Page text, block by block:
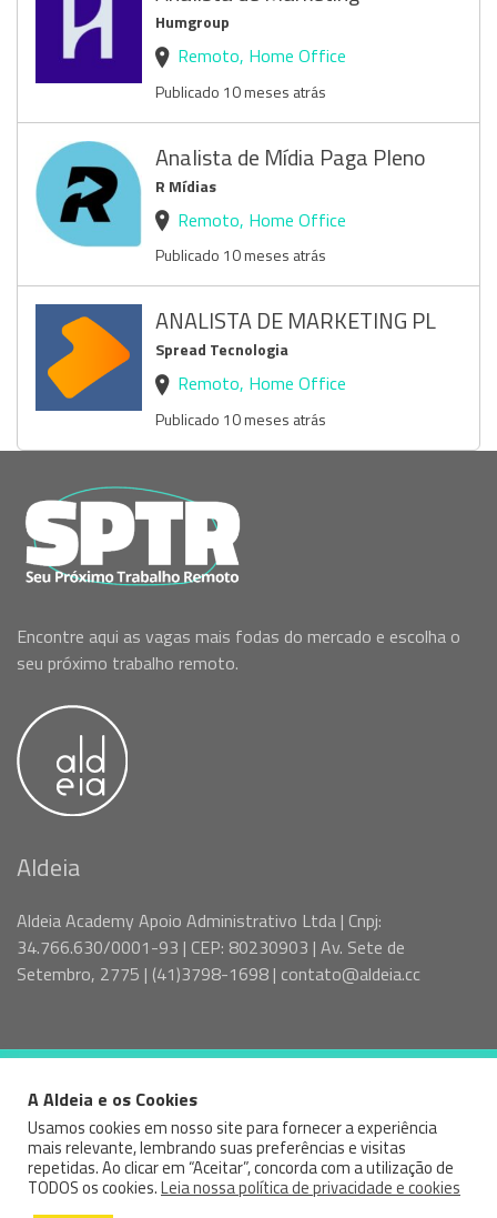
Humgroup
Remoto, Home Office
Publicado 10 meses atrás
Analista de Mídia Paga Pleno
R Mídias
Remoto, Home Office
Publicado 10 meses atrás
ANALISTA DE MARKETING PL
Spread Tecnologia
Remoto, Home Office
Publicado 10 meses atrás
Encontre aqui as vagas mais fodas do mercado e escolha o
seu próximo trabalho remoto.
Aldeia
Aldeia Academy Apoio Administrativo Ltda | Cnpj:
34.766.630/0001-93 | CEP: 80230903 | Av. Sete de
Setembro, 2775 | (41)3798-1698 | contato@aldeia.cc
© 2026 VAGAS SPTR - ALDEIA — ALL RIGHTS RESERVED
Facebook
Instagram
Linked
In
A Aldeia e os Cookies
Usamos cookies em nosso site para fornecer a experiência
mais relevante, lembrando suas preferências e visitas
repetidas. Ao clicar em “Aceitar”, concorda com a utilização de
TODOS os cookies.Leia nossa política de privacidade e cookies